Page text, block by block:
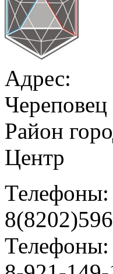
Адрес:
Район
Центр
Телефоны:
Телефоны: